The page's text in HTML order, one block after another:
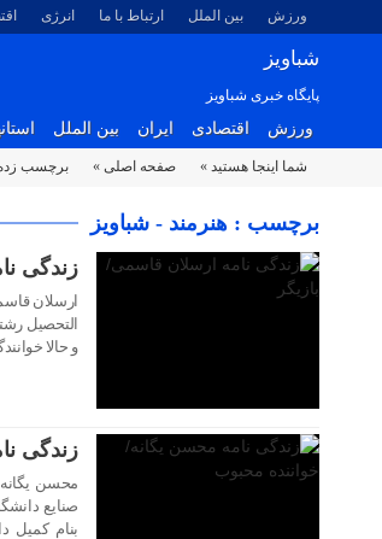
ورزش بین الملل ارتباط با ما انرژی
شباویز
پایگاه خبری شباویز
ورزش اقتصادی ایران بین الملل
شما اینجا هستید » صفحه اصلی » برچسب زده
برچسب : هنرمند - شباویز
۲۹ بهمن ۱۴۰۲
زندگی
و حالا
زندگی
محسن
صنایع
بنام کمیل